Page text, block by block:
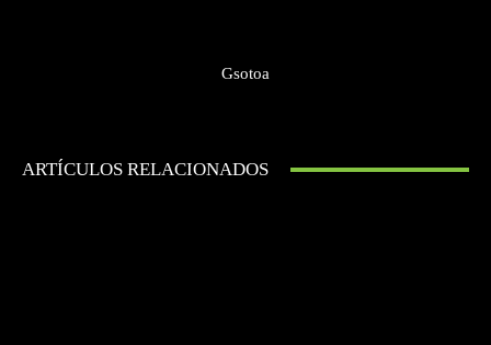
Gsotoa
ARTÍCULOS RELACIONADOS